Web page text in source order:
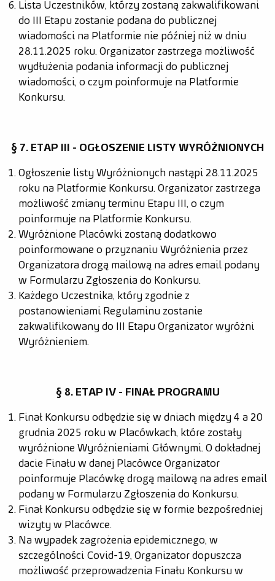
Lista Uczestników, którzy zostaną zakwalifikowani
do III Etapu zostanie podana do publicznej
wiadomości na Platformie nie później niż w dniu
28.11.2025 roku. Organizator zastrzega możliwość
wydłużenia podania informacji do publicznej
wiadomości, o czym poinformuje na Platformie
Konkursu.
§ 7. ETAP III - OGŁOSZENIE LISTY WYRÓŻNIONYCH
Ogłoszenie listy Wyróżnionych nastąpi 28.11.2025
roku na Platformie Konkursu. Organizator zastrzega
możliwość zmiany terminu Etapu III, o czym
poinformuje na Platformie Konkursu.
Wyróżnione Placówki zostaną dodatkowo
poinformowane o przyznaniu Wyróżnienia przez
Organizatora drogą mailową na adres email podany
w Formularzu Zgłoszenia do Konkursu.
Każdego Uczestnika, który zgodnie z
postanowieniami Regulaminu zostanie
zakwalifikowany do III Etapu Organizator wyróżni
Wyróżnieniem.
§ 8. ETAP IV - FINAŁ PROGRAMU
Finał Konkursu odbędzie się w dniach między 4 a 20
grudnia 2025 roku w Placówkach, które zostały
wyróżnione Wyróżnieniami Głównymi. O dokładnej
dacie Finału w danej Placówce Organizator
poinformuje Placówkę drogą mailową na adres email
podany w Formularzu Zgłoszenia do Konkursu.
Finał Konkursu odbędzie się w formie bezpośredniej
wizyty w Placówce.
Na wypadek zagrożenia epidemicznego, w
szczególności Covid-19, Organizator dopuszcza
możliwość przeprowadzenia Finału Konkursu w